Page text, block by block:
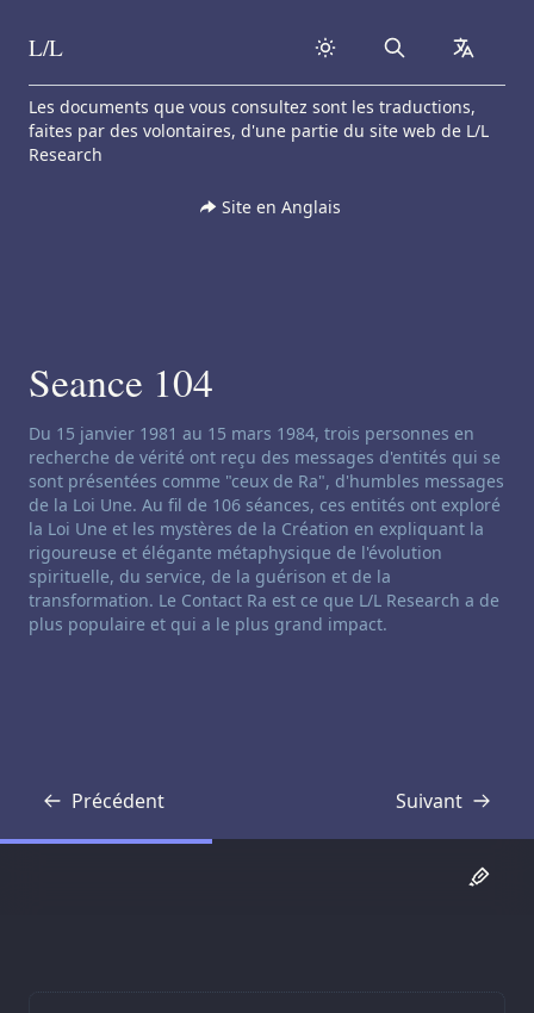
Skip to content
L/L Search
Les documents que vous consultez sont les traductions,
faites par des volontaires, d'une partie du site web de L/L
Research
Site en Anglais
Seance 104
Clause de non-responsabilité concernant le channeling:
Du 15 janvier 1981 au 15 mars 1984, trois personnes en
recherche de vérité ont reçu des messages d'entités qui se
sont présentées comme "ceux de Ra", d'humbles messages
de la Loi Une. Au fil de 106 séances, ces entités ont exploré
la Loi Une et les mystères de la Création en expliquant la
rigoureuse et élégante métaphysique de l'évolution
spirituelle, du service, de la guérison et de la
transformation. Le Contact Ra est ce que L/L Research a de
plus populaire et qui a le plus grand impact.
Précédent
Transcription Suivant
Transcription